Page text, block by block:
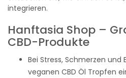
integrieren.
Hanftasia Shop –
CBD-Produkte
Bei Stress, Schmerzen
veganen CBD Öl Tropfen